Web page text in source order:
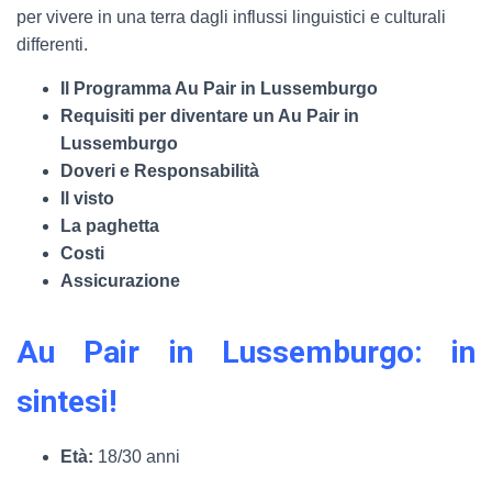
per vivere in una terra dagli influssi linguistici e culturali
differenti.
Il Programma Au Pair in Lussemburgo
Requisiti per diventare un Au Pair in
Lussemburgo
Doveri e Responsabilità
Il visto
La paghetta
Costi
Assicurazione
Au Pair in Lussemburgo: in
sintesi!
Età: 18/30 anni